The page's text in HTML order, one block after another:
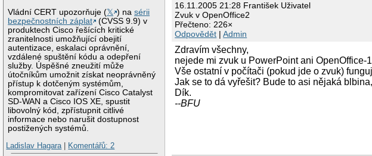
Vládní CERT upozorňuje (𝕏 ) nasérii
bezpečnostních záplat
(CVSS 9.9) v
produktech Cisco řešících kritické
zranitelnosti umožňující obejití
autentizace, eskalaci oprávnění,
vzdálené spuštění kódu a odepření
služby. Úspěšné zneužití může
útočníkům umožnit získat neoprávněný
přístup k dotčeným systémům,
kompromitovat zařízení Cisco Catalyst
SD-WAN a Cisco IOS XE, spustit
libovolný kód, zpřístupnit citlivé
informace nebo narušit dostupnost
postižených systémů.
Ladislav Hagara| Komentářů: 2
16.11.2005 21:28 František Uživatel
Zvuk v OpenOffice2
Přečteno: 226×
Odpovědět |Admin
Zdravím všechny,
nejede mi zvuk u PowerPoint ani OpenOffice-
Vše ostatní v počítači (pokud jde o zvuk)
Jak se to dá vyřešit? Bude to asi nějaká
Dík.
--BFU